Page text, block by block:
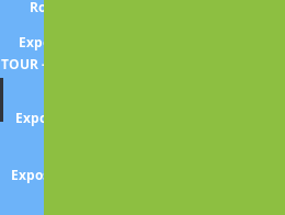
Rousseau à Seraphine
Exposition Georges DE LA
TOUR -entre ombre et lumière-
Exposition Elliott ERWITT -
Exposition FANTIN-LATOUR